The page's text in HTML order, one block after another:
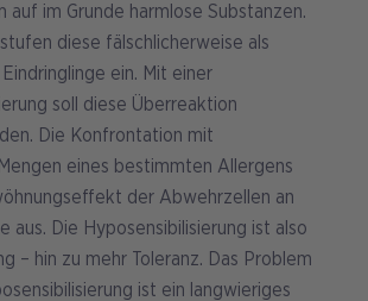
auf im Grunde harmlose Substanzen.
diese fälschlicherweise als
ein. Mit einer
soll diese Überreaktion
Die Konfrontation mit
eines bestimmten Allergens
der Abwehrzellen an
aus. Die Hyposensibilisierung ist also
– hin zu mehr Toleranz. Das Problem
ist ein langwieriges